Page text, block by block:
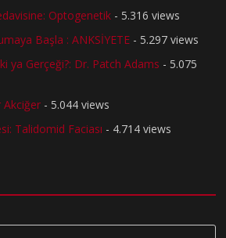
Optogenetik - 5.316 views
Başla : ANKSİYETE - 5.297 views
ya Gerçeği?: Dr. Patch Adams - 5.075
- 5.044 views
Talidomid Faciası - 4.714 views